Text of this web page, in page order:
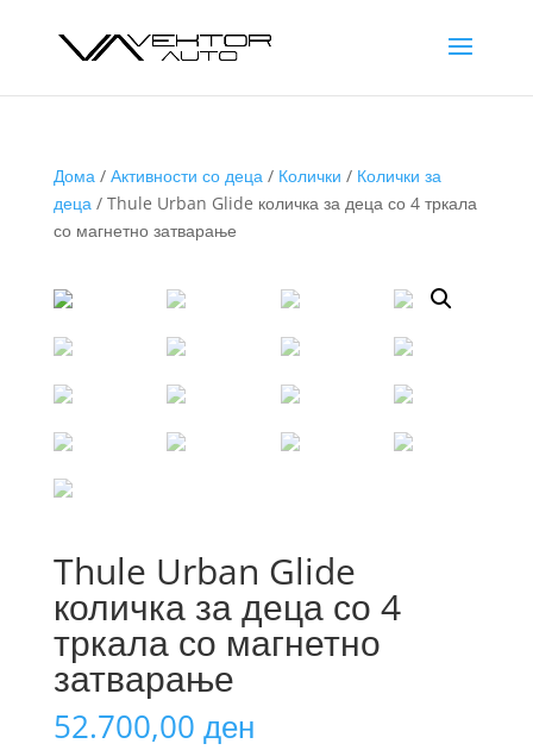
Дома/ Активности со деца/ Колички / Колички за
деца/ Thule Urban Glide количка за деца со 4 тркала
со магнетно затварање
Thule Urban Glide
количка за деца со 4
тркала со магнетно
затварање
52.700,00 ден